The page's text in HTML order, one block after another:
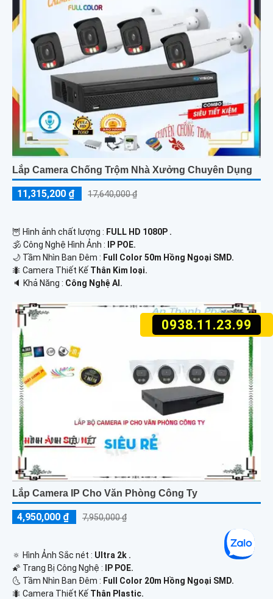
0938.11.23.99
Lắp Camera Chống Trộm Nhà Xưởng Chuyên Dụng
11,315,200 ₫ 17,640,000 ₫
🦉 Hình ảnh chất lượng : FULL HD 1080P .
🕉️ Công Nghệ Hình Ảnh :
IP POE.
🌙 Tầm Nhìn Ban Đêm : Full Color 50m Hồng Ngoại SMD.
🐜 Camera Thiết Kế Thân Kim loại.
️🔈 Khả Năng : Công Nghệ AI.
Lắp Camera IP Cho Văn Phòng Công Ty
4,950,000 ₫ 7,950,000 ₫
🔅 Hình Ảnh Sắc nét : Ultra 2k .
🌠 Trang Bị Công Nghệ : IP POE.
🌜 Tầm Nhìn Ban Đêm : Full Color 20m Hồng Ngoại SMD.
🐜 Camera Thiết Kế Thân Plastic.